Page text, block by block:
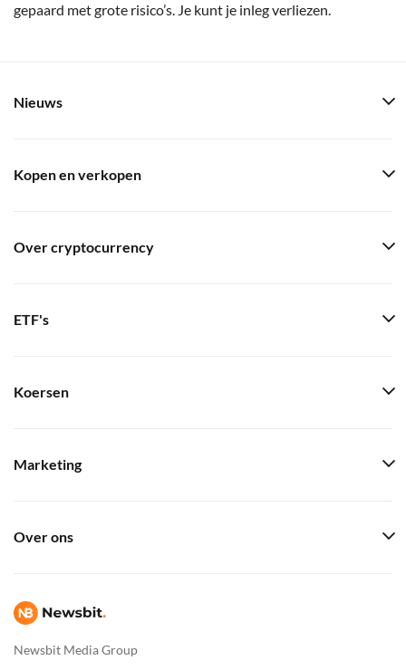
gepaard met grote risico’s. Je kunt je inleg verliezen.
Newsbit Media Group
Nieuws
Kopen en verkopen
Over cryptocurrency
ETF's
Koersen
Marketing
Over ons